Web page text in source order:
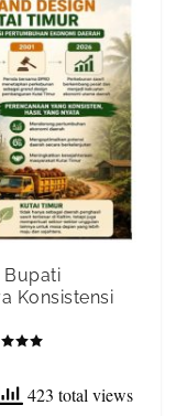
Bupati
Konsistensi
423 total views